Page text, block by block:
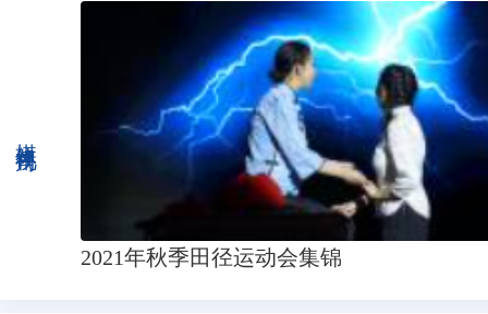
2021年秋季田径运动会集锦